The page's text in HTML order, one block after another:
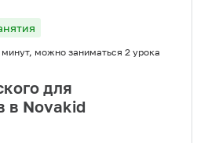
минут, можно заниматься 2 урока
для
в Novakid